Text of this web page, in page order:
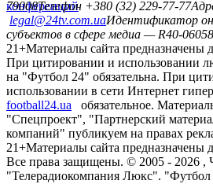
конференций
79008Телефон +380 (32) 229-77-77
legal@24tv.com.uaИдентификатор
субъектов в сфере медиа — R40-06058
21+Материалы сайта предназначены
При цитировании и использовании
на "Футбол 24" обязательна. При
использовании в сети Интернет
football24.ua
обязательное.
"Спецпроект", "Партнерский
компаний" публикуем на правах
21+Материалы сайта предназначены
Все права защищены. © 2005 - 2026 ,
"Телерадиокомпания Люкс". "Футбол